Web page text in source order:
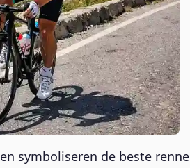
symboliseren de beste